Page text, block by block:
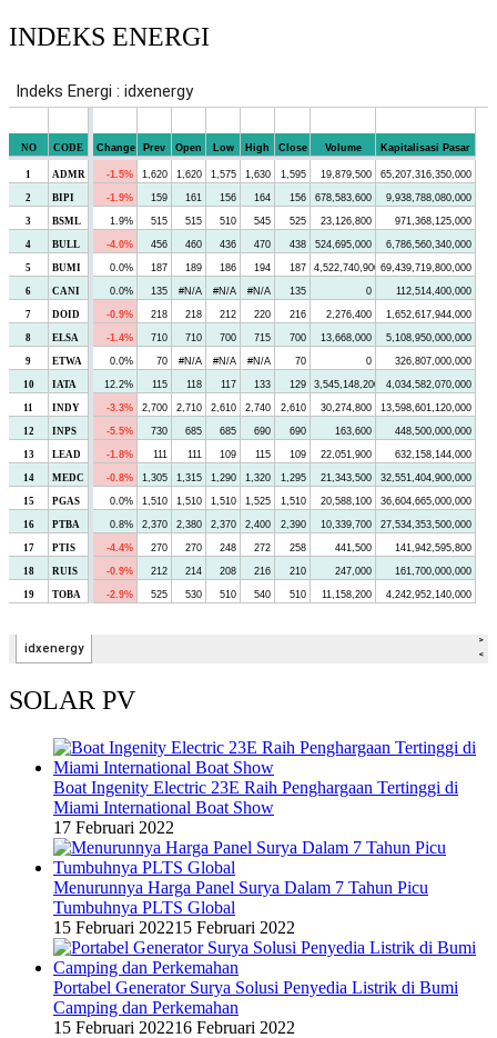
INDEKS ENERGI
SOLAR PV
Boat Ingenity Electric 23E Raih Penghargaan Tertinggi di
Miami International Boat Show
17 Februari 2022
Menurunnya Harga Panel Surya Dalam 7 Tahun Picu
Tumbuhnya PLTS Global
15 Februari 202215 Februari 2022
Portabel Generator Surya Solusi Penyedia Listrik di Bumi
Camping dan Perkemahan
15 Februari 202216 Februari 2022